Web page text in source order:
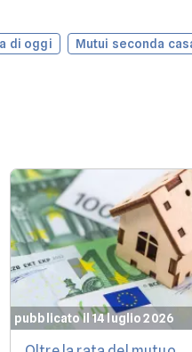
di oggi
Mutui seconda
pubblicato il 14 luglio 2026